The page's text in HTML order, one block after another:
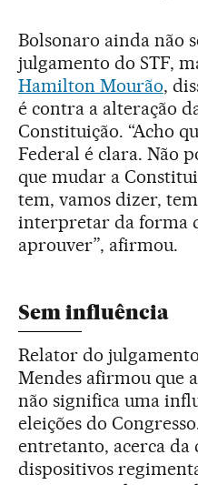
Bolsonaro ainda não
julgamento do STF,
Hamilton Mourão,
é contra a alteração
Constituição. “Acho
Federal é clara. Não
que mudar a
tem, vamos dizer,
interpretar da forma
aprouver”, afirmou.
Sem influência
Relator do
Mendes afirmou que
não significa uma
eleições do
entretanto, acerca
dispositivos